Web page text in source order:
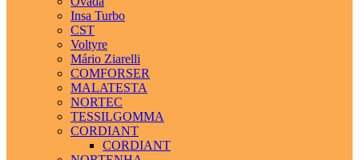
Insa Turbo
CST
Voltyre
Mário Ziarelli
COMFORSER
MALATESTA
NORTEC
TESSILGOMMA
CORDIANT
CORDIANT